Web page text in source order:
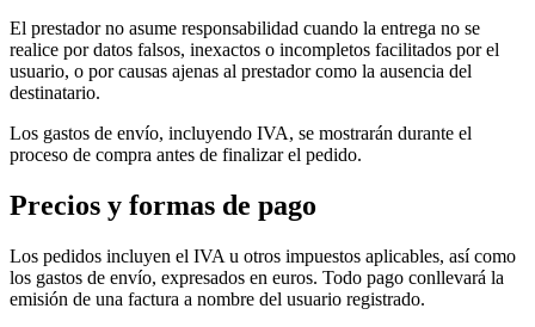
El prestador no asume responsabilidad cuando la entrega no se
realice por datos falsos, inexactos o incompletos facilitados por el
usuario, o por causas ajenas al prestador como la ausencia del
destinatario.
Los gastos de envío, incluyendo IVA, se mostrarán durante el
proceso de compra antes de finalizar el pedido.
Precios y formas de pago
Los pedidos incluyen el IVA u otros impuestos aplicables, así como
los gastos de envío, expresados en euros. Todo pago conllevará la
emisión de una factura a nombre del usuario registrado.